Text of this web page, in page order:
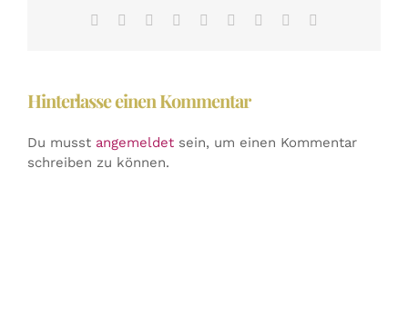
Facebook Reddit LinkedInWhatsApp
TumblrPinterest
Hinterlasse einen Kommentar
Du musst angemeldet sein, um einen Kommentar
schreiben zu können.